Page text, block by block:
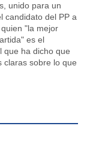
unido para un
candidato del PP a
"la mejor
es el
que ha dicho que
claras sobre lo que